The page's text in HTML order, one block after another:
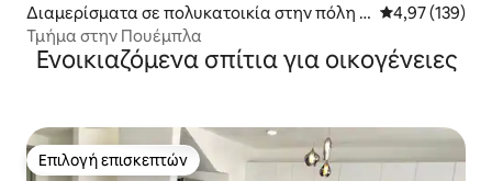
Διαμερίσματα σε πολυκατοικία στην πόλη P
uebla
Μέση
4,97 (139)
Τμήμα στην Πουέμπλα
Ενοικιαζόμενα σπίτια για οικογένειες
Επιλογή επισκεπτών
Επιλογή επισκεπτών